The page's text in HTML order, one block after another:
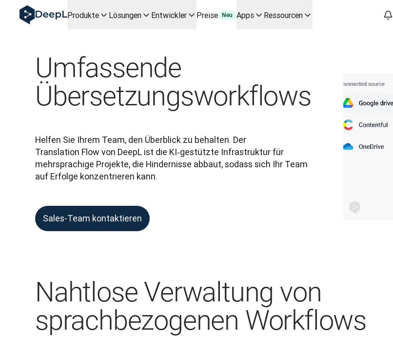
DeepL für KI‑Agenten
DeepL Translation Flow: Neue KI-gestützte Workflows für die wichtigsten Anwendungsfälle und Integrationen
Was bedeutet Vertrauen in KI‑Sprachtechnologie? Ein Gespräch mit Slator
Aufbau der Übersetzungsqualitätsbewertung bei DeepL
Von hochwertiger Textübersetzung zur Echtzeit-Sprachplattform
Building an instantly accessible voice demo with DeepL Voice API
Produkte Lösungen Entwickler Preise Neu Apps Ressourcen
Umfassende
Übersetzungsworkflows
Helfen Sie Ihrem Team, den Überblick zu behalten. Der
Translation Flow von DeepL ist die KI‑gestützte Infrastruktur für
mehrsprachige Projekte, die Hindernisse abbaut, sodass sich Ihr Team
auf Erfolge konzentrieren kann.
Sales-Team kontaktieren
Nahtlose Verwaltung von
sprachbezogenen Workflows